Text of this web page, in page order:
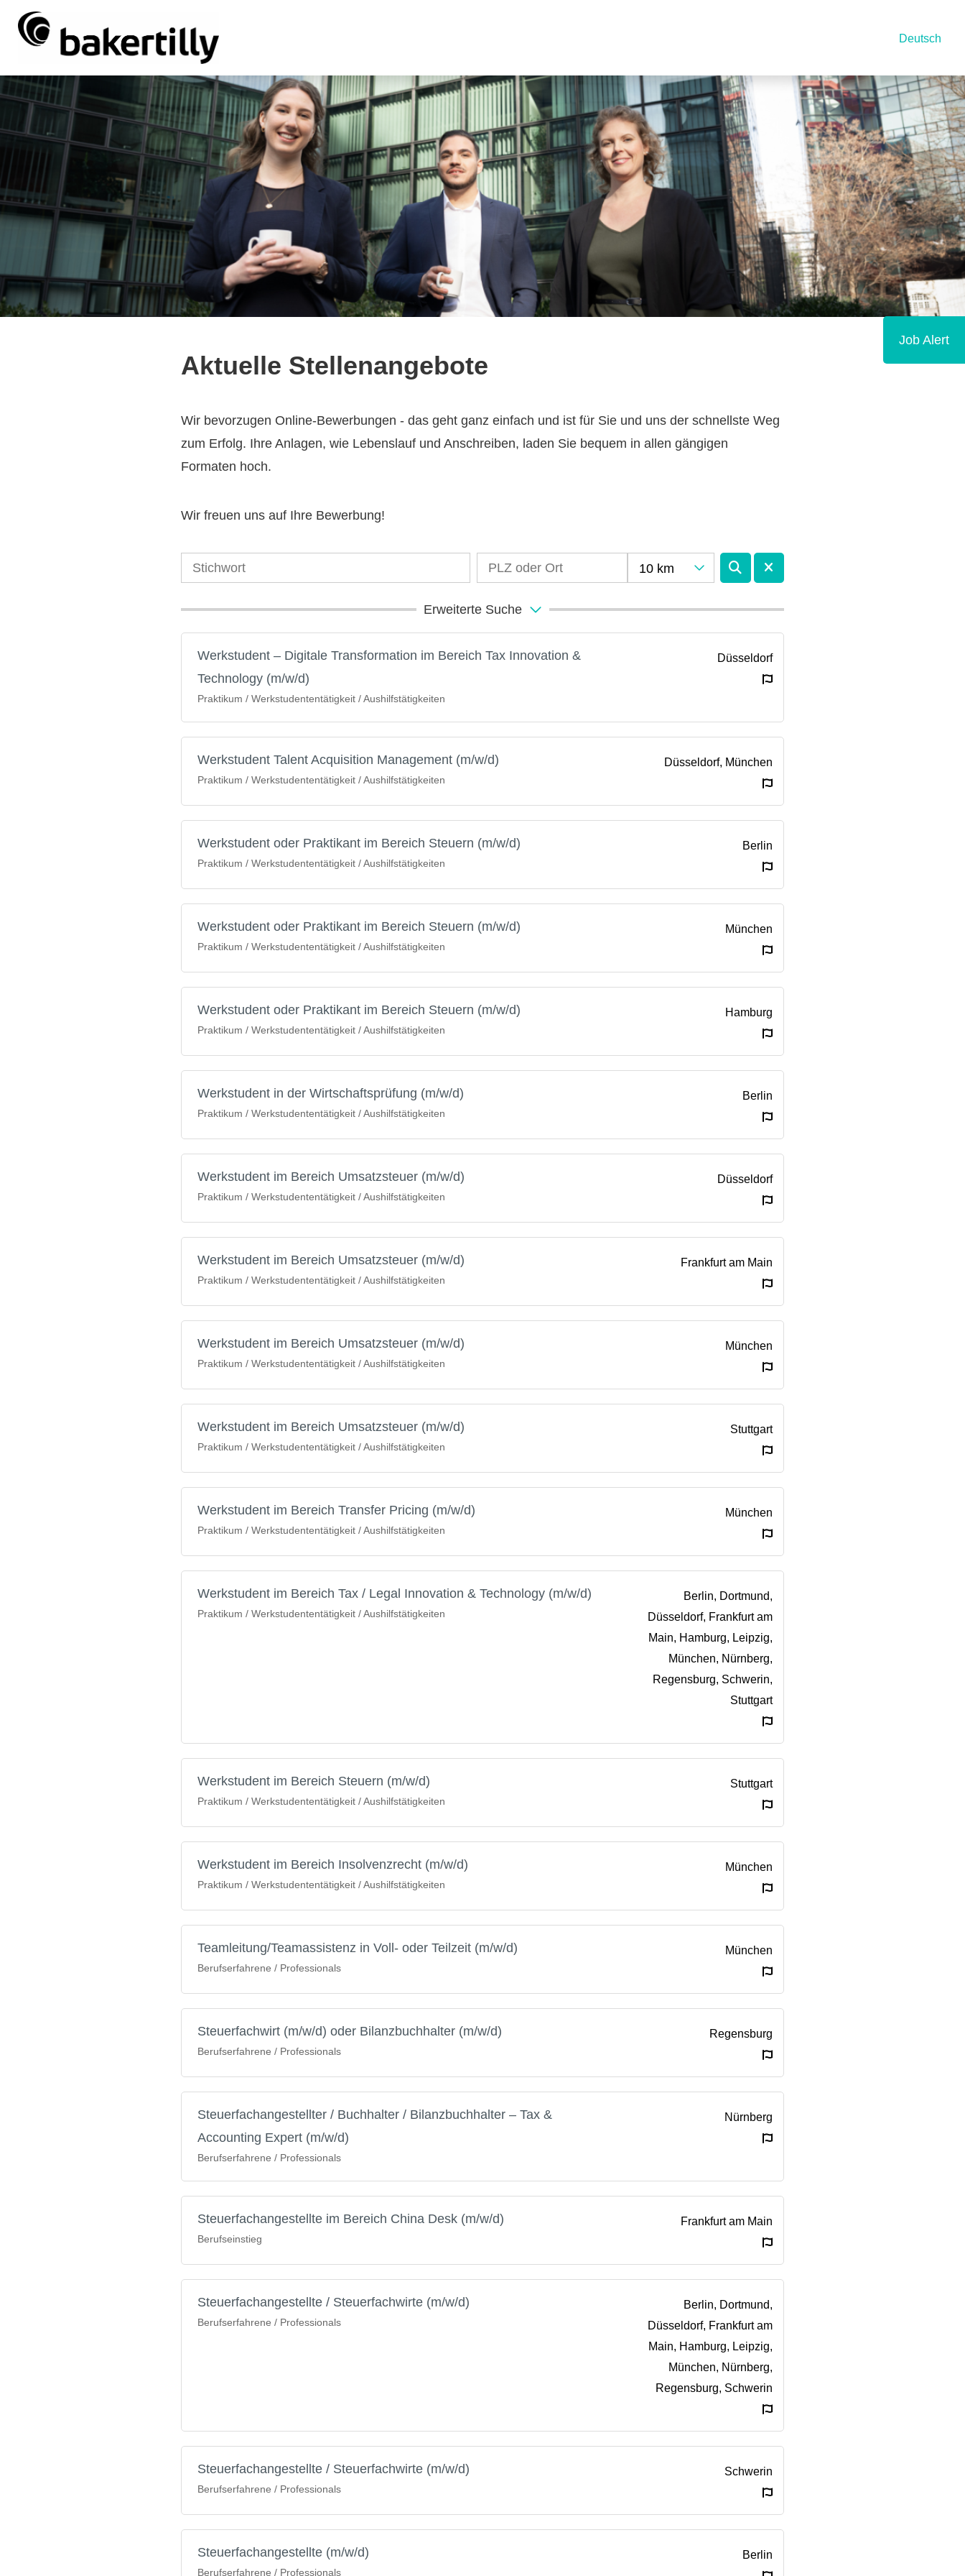
Deutsch
Aktuelle Stellenangebote
Wir bevorzugen Online-Bewerbungen - das geht ganz einfach und ist für Sie und uns der schnellste Weg
zum Erfolg. Ihre Anlagen, wie Lebenslauf und Anschreiben, laden Sie bequem in allen gängigen
Formaten hoch.
Wir freuen uns auf Ihre Bewerbung!
10 km
Erweiterte Suche
Werkstudent – Digitale Transformation im Bereich Tax Innovation &
Technology (m/w/d)
Praktikum / Werkstudententätigkeit / Aushilfstätigkeiten
Düsseldorf
Werkstudent Talent Acquisition Management (m/w/d)
Praktikum / Werkstudententätigkeit / Aushilfstätigkeiten
Düsseldorf, München
Werkstudent oder Praktikant im Bereich Steuern (m/w/d)
Praktikum / Werkstudententätigkeit / Aushilfstätigkeiten
Berlin
Werkstudent oder Praktikant im Bereich Steuern (m/w/d)
Praktikum / Werkstudententätigkeit / Aushilfstätigkeiten
München
Werkstudent oder Praktikant im Bereich Steuern (m/w/d)
Praktikum / Werkstudententätigkeit / Aushilfstätigkeiten
Hamburg
Werkstudent in der Wirtschaftsprüfung (m/w/d)
Praktikum / Werkstudententätigkeit / Aushilfstätigkeiten
Berlin
Werkstudent im Bereich Umsatzsteuer (m/w/d)
Praktikum / Werkstudententätigkeit / Aushilfstätigkeiten
Düsseldorf
Werkstudent im Bereich Umsatzsteuer (m/w/d)
Praktikum / Werkstudententätigkeit / Aushilfstätigkeiten
Frankfurt am Main
Werkstudent im Bereich Umsatzsteuer (m/w/d)
Praktikum / Werkstudententätigkeit / Aushilfstätigkeiten
München
Werkstudent im Bereich Umsatzsteuer (m/w/d)
Praktikum / Werkstudententätigkeit / Aushilfstätigkeiten
Stuttgart
Werkstudent im Bereich Transfer Pricing (m/w/d)
Praktikum / Werkstudententätigkeit / Aushilfstätigkeiten
München
Werkstudent im Bereich Tax / Legal Innovation & Technology (m/w/d)
Praktikum / Werkstudententätigkeit / Aushilfstätigkeiten
Berlin, Dortmund,
Düsseldorf, Frankfurt am
Main, Hamburg, Leipzig,
München, Nürnberg,
Regensburg, Schwerin,
Stuttgart
Werkstudent im Bereich Steuern (m/w/d)
Praktikum / Werkstudententätigkeit / Aushilfstätigkeiten
Stuttgart
Werkstudent im Bereich Insolvenzrecht (m/w/d)
Praktikum / Werkstudententätigkeit / Aushilfstätigkeiten
München
Teamleitung/Teamassistenz in Voll- oder Teilzeit (m/w/d)
Berufserfahrene / Professionals
München
Steuerfachwirt (m/w/d) oder Bilanzbuchhalter (m/w/d)
Berufserfahrene / Professionals
Regensburg
Steuerfachangestellter / Buchhalter / Bilanzbuchhalter – Tax &
Accounting Expert (m/w/d)
Berufserfahrene / Professionals
Nürnberg
Steuerfachangestellte im Bereich China Desk (m/w/d)
Berufseinstieg
Frankfurt am Main
Steuerfachangestellte / Steuerfachwirte (m/w/d)
Berufserfahrene / Professionals
Berlin, Dortmund,
Düsseldorf, Frankfurt am
Main, Hamburg, Leipzig,
München, Nürnberg,
Regensburg, Schwerin
Steuerfachangestellte / Steuerfachwirte (m/w/d)
Berufserfahrene / Professionals
Schwerin
Steuerfachangestellte (m/w/d)
Berufserfahrene / Professionals
Berlin
Job Alert